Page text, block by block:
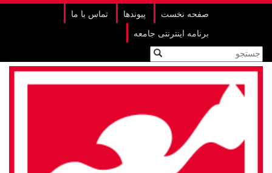
صفحه نخست پیوندها تماس با ما
برنامه اینترنتی جامعه